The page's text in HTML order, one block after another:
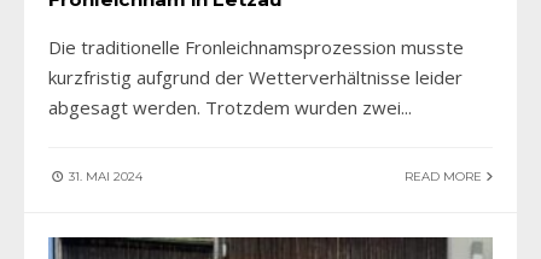
Die traditionelle Fronleichnamsprozession musste
kurzfristig aufgrund der Wetterverhältnisse leider
abgesagt werden. Trotzdem wurden zwei...
31. MAI 2024 READ MORE